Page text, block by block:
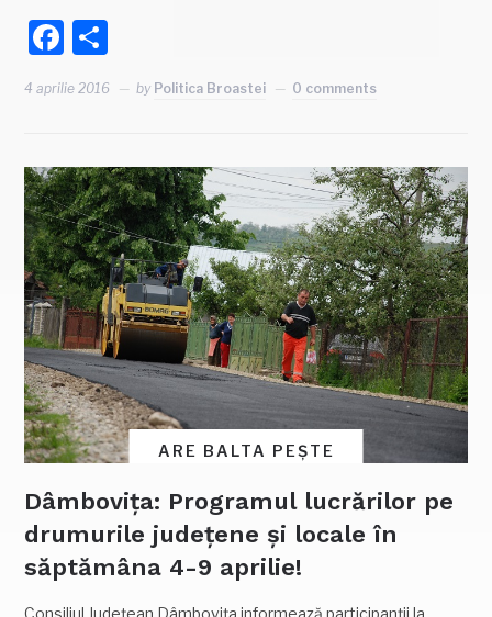
Facebook
4 aprilie 2016 by Politica Broastei 0 comments
ARE BALTA PEȘTE
Dâmbovița: Programul lucrărilor pe
drumurile județene și locale în
săptămâna 4-9 aprilie!
Consiliul Judeţean Dâmboviţa informează participanţii la